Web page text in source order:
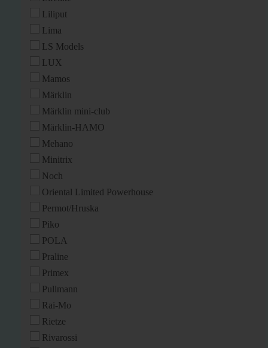
Liliput
Lima
LS Models
LUX
Mamos
Märklin
Märklin mini-club
Märklin-HAMO
Mehano
Minitrix
Noch
Oriental Limited Powerhouse
Permot/Hruska
Piko
POLA
Praline
Primex
Pullmann
Rai-Mo
Rietze
Rivarossi